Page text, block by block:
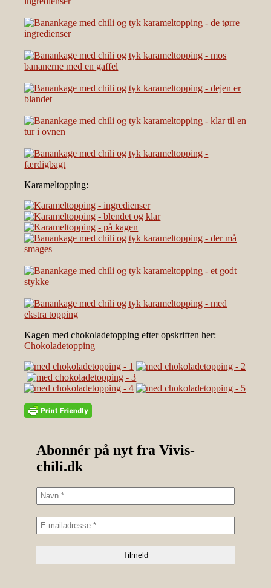
Karameltopping:
Kagen med chokoladetopping efter opskriften her:
Chokoladetopping
Abonnér på nyt fra Vivis-
chili.dk